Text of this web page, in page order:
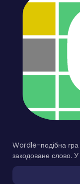
Wordle-подібна гра
закодоване слово.